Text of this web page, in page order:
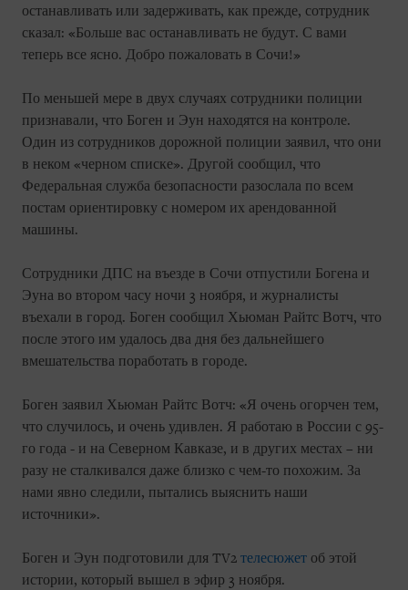
останавливать или задерживать, как прежде, сотрудник
сказал: «Больше вас останавливать не будут. С вами
теперь все ясно. Добро пожаловать в Сочи!»
По меньшей мере в двух случаях сотрудники полиции
признавали, что Боген и Эун находятся на контроле.
Один из сотрудников дорожной полиции заявил, что они
в неком «черном списке». Другой сообщил, что
Федеральная служба безопасности разослала по всем
постам ориентировку с номером их арендованной
машины.
Сотрудники ДПС на въезде в Сочи отпустили Богена и
Эуна во втором часу ночи 3 ноября, и журналисты
въехали в город. Боген сообщил Хьюман Райтс Вотч, что
после этого им удалось два дня без дальнейшего
вмешательства поработать в городе.
Боген заявил Хьюман Райтс Вотч: «Я очень огорчен тем,
что случилось, и очень удивлен. Я работаю в России с 95-
го года - и на Северном Кавказе, и в других местах – ни
разу не сталкивался даже близко с чем-то похожим. За
нами явно следили, пытались выяснить наши
источники».
Боген и Эун подготовили для TV2 телесюжет об этой
истории, который вышел в эфир 3 ноября.